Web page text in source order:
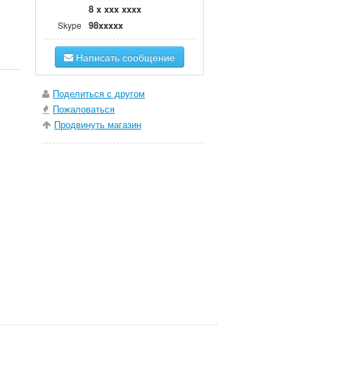
8 x xxx xxxx
Skype 98xxxxx
Написать сообщение
Поделиться с другом
Пожаловаться
Продвинуть магазин